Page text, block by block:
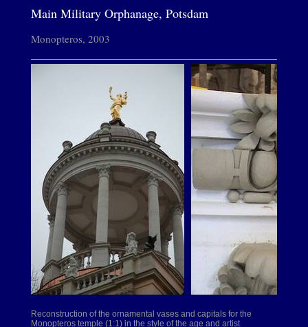
Main Military Orphanage, Potsdam
Monopteros, 2003
Reconstruction of the ornamental vases and capitals for the
Monopteros temple (1:1) in the style of the age and artist